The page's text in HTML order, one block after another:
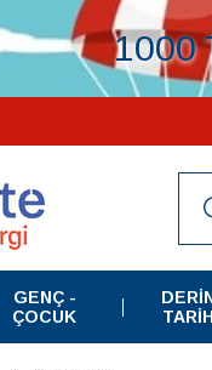
1000
GENÇ -
ÇOCUK
TARIH